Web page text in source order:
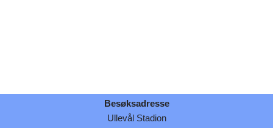
Besøksadresse
Ullevål Stadion